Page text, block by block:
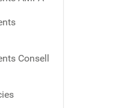
Consell